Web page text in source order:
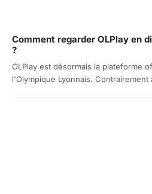
Comment regarder OLPlay en
?
OLPlay est désormais la plateforme
l'Olympique Lyonnais.